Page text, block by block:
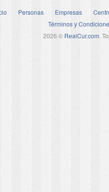
Personas Empresas
Términos y
2026 © RealCur.com.